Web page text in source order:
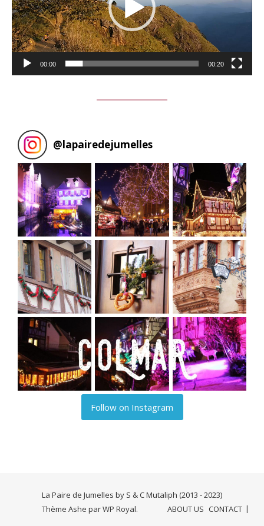
00:00 00:20
@lapairedejumelles
Follow on Instagram
La Paire de Jumelles by S & C Mutaliph (2013 - 2023)
ABOUT US CONTACT
Thème Ashe parWP Royal.